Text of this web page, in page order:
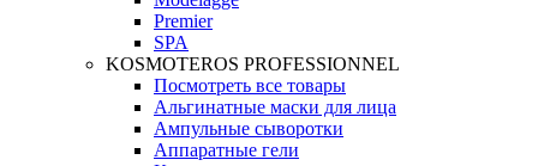
Premier
SPA
KOSMOTEROS PROFESSIONNEL
Посмотреть все товары
Альгинатные маски для лица
Ампульные сыворотки
Аппаратные гели